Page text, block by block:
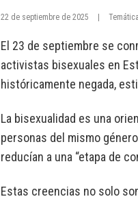
22 de septiembre de 2025
El 23 de septiembre se
activistas bisexuales en
históricamente negada,
La bisexualidad es una
personas del mismo
reducían a una “etapa de
Estas creencias no solo